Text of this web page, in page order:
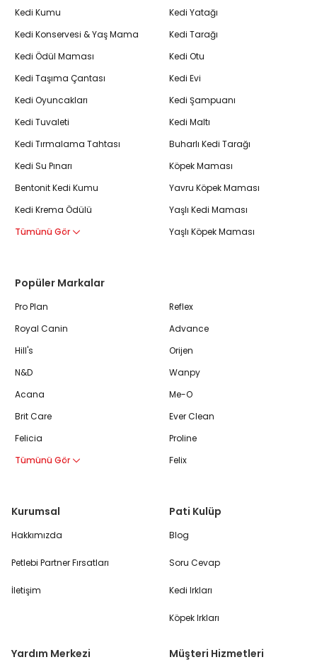
Kedi Kumu
Kedi Konservesi & Yaş Mama
Kedi Ödül Maması
Kedi Taşıma Çantası
Kedi Oyuncakları
Kedi Tuvaleti
Kedi Tırmalama Tahtası
Kedi Su Pınarı
Bentonit Kedi Kumu
Kedi Krema Ödülü
Tümünü Gör
Kedi Yatağı
Kedi Tarağı
Kedi Otu
Kedi Evi
Kedi Şampuanı
Kedi Maltı
Buharlı Kedi Tarağı
Köpek Maması
Yavru Köpek Maması
Yaşlı Kedi Maması
Yaşlı Köpek Maması
Popüler Markalar
Pro Plan
Royal Canin
Hill's
N&D
Acana
Brit Care
Felicia
Tümünü Gör
Reflex
Advance
Orijen
Wanpy
Me-O
Ever Clean
Proline
Felix
Kurumsal
Hakkımızda
Petlebi Partner Fırsatları
İletişim
Pati Kulüp
Blog
Soru Cevap
Kedi Irkları
Köpek Irkları
Yardım Merkezi Müşteri Hizmetleri